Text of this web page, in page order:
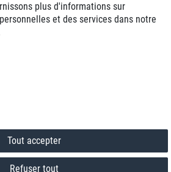
1 70 99 07 94 *
aux tarifs locaux du lundi au vendredi de 9h à 18h.
plus d'informations sur
et des services dans notre
Tout accepter
Refuser tout